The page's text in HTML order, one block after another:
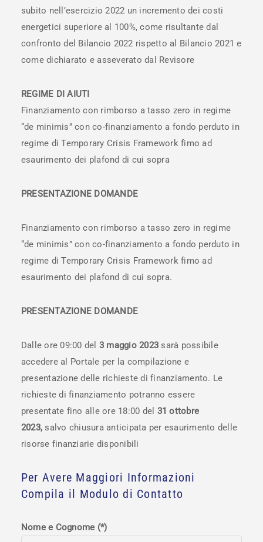
subito nell’esercizio 2022 un incremento dei costi
energetici superiore al 100%, come risultante dal
confronto del Bilancio 2022 rispetto al Bilancio 2021 e
come dichiarato e asseverato dal Revisore
REGIME DI AIUTI
Finanziamento con rimborso a tasso zero in regime
“de minimis” con co-finanziamento a fondo perduto in
regime di Temporary Crisis Framework fimo ad
esaurimento dei plafond di cui sopra
PRESENTAZIONE DOMANDE
Finanziamento con rimborso a tasso zero in regime
“de minimis” con co-finanziamento a fondo perduto in
regime di Temporary Crisis Framework fimo ad
esaurimento dei plafond di cui sopra.
PRESENTAZIONE DOMANDE
Dalle ore 09:00 del 3 maggio 2023 sarà possibile
accedere al Portale per la compilazione e
presentazione delle richieste di finanziamento. Le
richieste di finanziamento potranno essere
presentate fino alle ore 18:00 del 31 ottobre
2023, salvo chiusura anticipata per esaurimento delle
risorse finanziarie disponibili
Per Avere Maggiori Informazioni
Compila il Modulo di Contatto
Nome e Cognome (*)